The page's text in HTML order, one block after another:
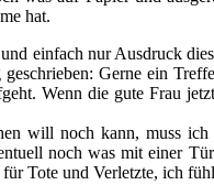
hat.
einfach nur Ausdruck
Gerne ein
Wenn die gute Frau
will noch kann, muss
noch was mit einer
Tote und Verletzte, ich